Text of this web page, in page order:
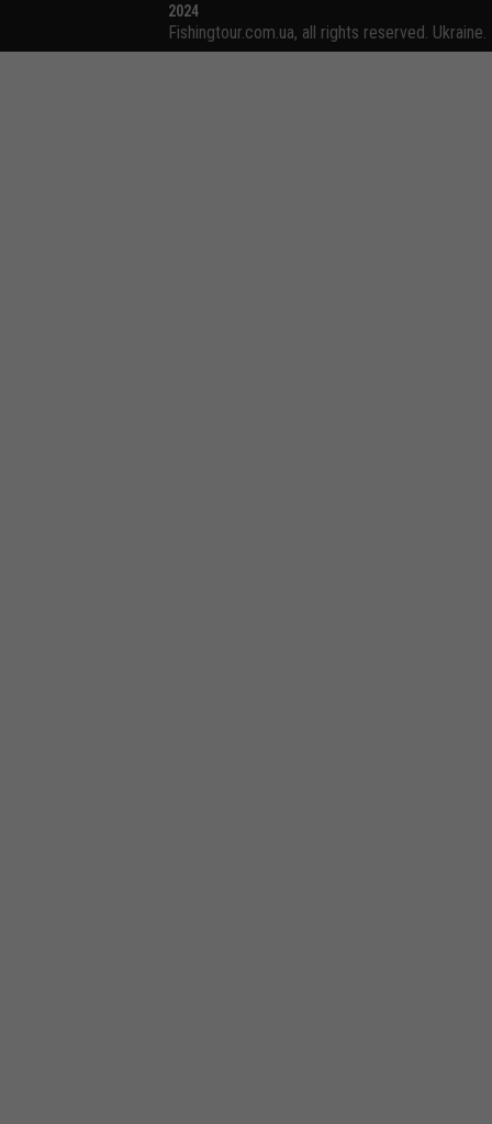
2024
Fishingtour.com.ua, all rights reserved. Ukraine.